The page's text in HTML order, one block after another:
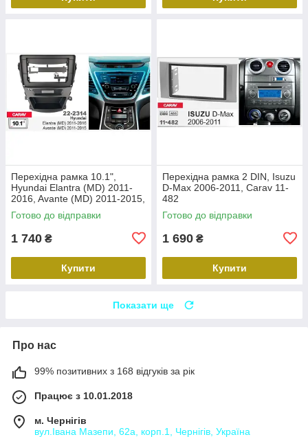
Перехідна рамка 10.1",
Hyundai Elantra (MD) 2011-
2016, Avante (MD) 2011-2015,
Carav 22-2314
Готово до відправки
1 740 ₴
Купити
Перехідна рамка 2 DIN, Isuzu
D-Max 2006-2011, Carav 11-
482
Готово до відправки
1 690 ₴
Купити
Показати ще
Про нас
99% позитивних з 168 відгуків за рік
Працює з 10.01.2018
м. Чернігів
вул.Івана Мазепи, 62а, корп.1, Чернігів, Україна